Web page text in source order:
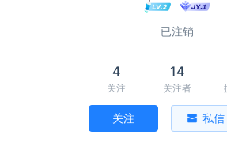
已注销
4
关注
14
关注者
关注 私信